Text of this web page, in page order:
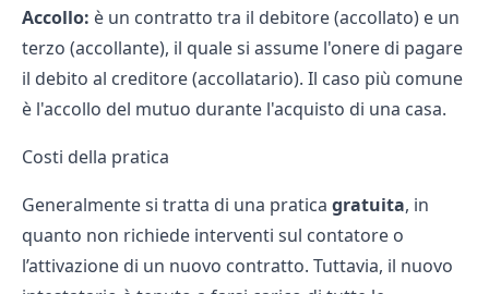
Accollo: è un contratto tra il debitore (accollato) e un
terzo (accollante), il quale si assume l'onere di pagare
il debito al creditore (accollatario). Il caso più comune
è l'accollo del mutuo durante l'acquisto di una casa.
Costi della pratica
Generalmente si tratta di una pratica gratuita, in
quanto non richiede interventi sul contatore o
l’attivazione di un nuovo contratto. Tuttavia, il nuovo